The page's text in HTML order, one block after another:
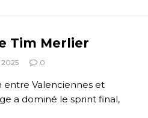
Tim Merlier
0
entre Valenciennes et
a dominé le sprint final,